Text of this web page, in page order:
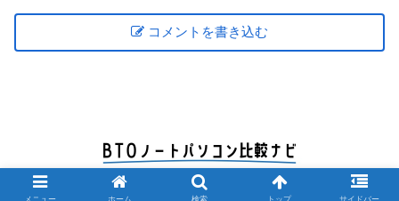
コメントを書き込む
© 2012 BTOノートパソコン比較ナビ.
メニュー ホーム 検索 トップ サイドバー